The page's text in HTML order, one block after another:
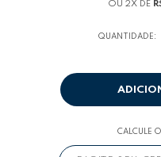
OU 2X DE
QUANTIDADE:
CALCULE